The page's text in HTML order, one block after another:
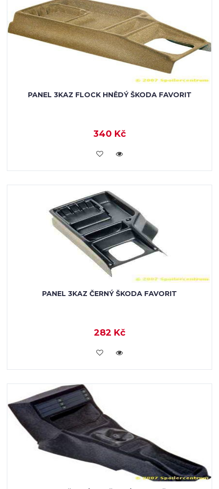
PANEL 3KAZ FLOCK HNĚDÝ ŠKODA FAVORIT
340 Kč
KOUPIT
PANEL 3KAZ ČERNÝ ŠKODA FAVORIT
282 Kč
KOUPIT